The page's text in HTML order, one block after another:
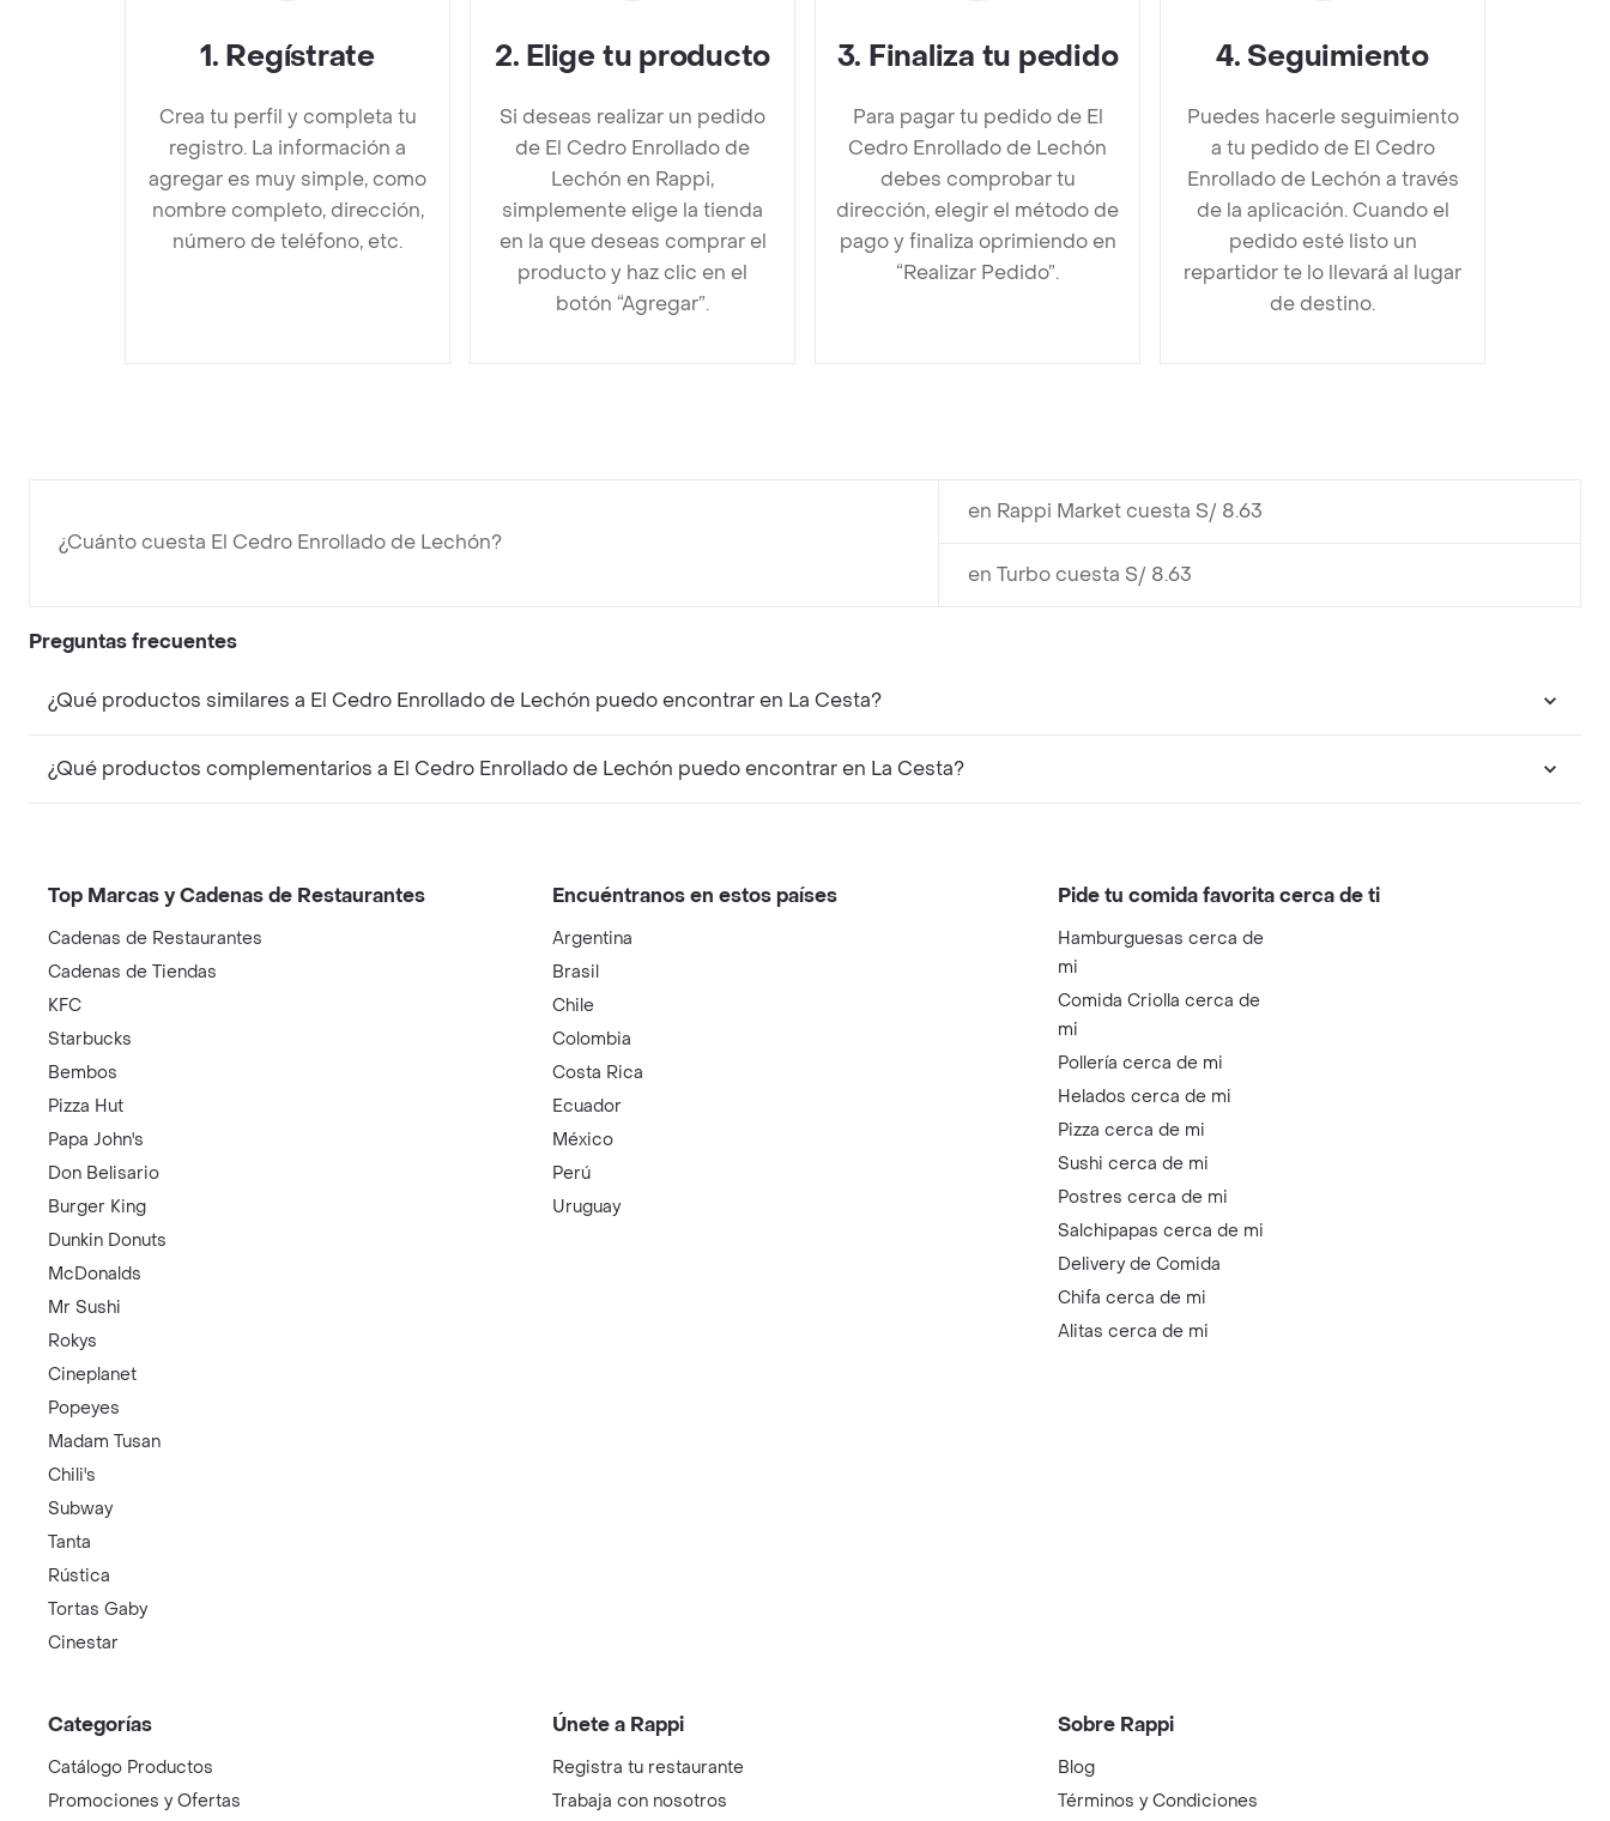
1. Regístrate
Crea tu perfil y completa tu
registro. La información a
agregar es muy simple, como
nombre completo, dirección,
número de teléfono, etc.
2. Elige tu producto
Si deseas realizar un pedido
de El Cedro Enrollado de
Lechón en Rappi,
simplemente elige la tienda
en la que deseas comprar el
producto y haz clic en el
botón “Agregar”.
3. Finaliza tu pedido
Para pagar tu pedido de El
Cedro Enrollado de Lechón
debes comprobar tu
dirección, elegir el método de
pago y finaliza oprimiendo en
“Realizar Pedido”.
4. Seguimiento
Puedes hacerle seguimiento
a tu pedido de El Cedro
Enrollado de Lechón a través
de la aplicación. Cuando el
pedido esté listo un
repartidor te lo llevará al lugar
de destino.
¿Cuánto cuesta El Cedro Enrollado de Lechón?
en Rappi Market cuesta S/ 8.63
en Turbo cuesta S/ 8.63
Preguntas frecuentes
¿Qué productos similares a El Cedro Enrollado de Lechón puedo encontrar en La Cesta?
¿Qué productos complementarios a El Cedro Enrollado de Lechón puedo encontrar en La Cesta?
Top Marcas y Cadenas de Restaurantes
Cadenas de Restaurantes
Cadenas de Tiendas
KFC
Starbucks
Bembos
Pizza Hut
Papa John's
Don Belisario
Burger King
Dunkin Donuts
McDonalds
Mr Sushi
Rokys
Cineplanet
Popeyes
Madam Tusan
Chili's
Subway
Tanta
Rústica
Tortas Gaby
Cinestar
Encuéntranos en estos países
Argentina
Brasil
Chile
Colombia
Costa Rica
Ecuador
México
Perú
Uruguay
Pide tu comida favorita cerca de ti
Hamburguesas cerca de
mi
Comida Criolla cerca de
mi
Pollería cerca de mi
Helados cerca de mi
Pizza cerca de mi
Sushi cerca de mi
Postres cerca de mi
Salchipapas cerca de mi
Delivery de Comida
Chifa cerca de mi
Alitas cerca de mi
Categorías
Catálogo Productos
Promociones y Ofertas
Únete a Rappi
Registra tu restaurante
Trabaja con nosotros
Sobre Rappi
Blog
Términos y Condiciones